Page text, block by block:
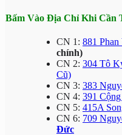
Bấm Vào Địa Chỉ Khi Cần
CN 1: 881
chính)
CN 2: 304 Tô
Cũ)
CN 3: 383
CN 4: 391
CN 5: 415A
CN 6: 709
Đức